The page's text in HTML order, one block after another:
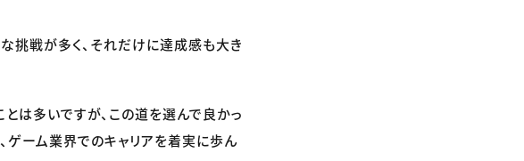
戦が多く、それだけに達成感も大き
は多いですが、この道を選んで良かっ
ゲーム業界でのキャリアを着実に歩ん